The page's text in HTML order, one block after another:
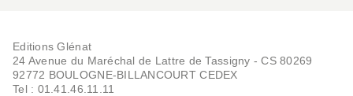
Editions Glénat
24 Avenue du Maréchal de Lattre de Tassigny - CS 80269
92772 BOULOGNE-BILLANCOURT CEDEX
Tel : 01.41.46.11.11